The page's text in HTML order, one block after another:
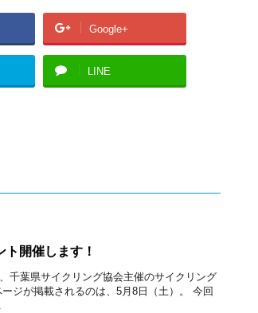
Google+
LINE
開催します！
千葉県サイクリング協会主催のサイクリング
ジが掲載されるのは、5月8日（土）。 今回